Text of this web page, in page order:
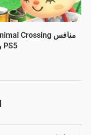
PS5 و Xbox، متاحة...